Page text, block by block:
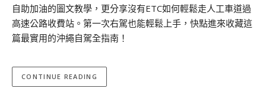
自助加油的圖文教學，更分享沒有ETC如何輕鬆走人工車道過
高速公路收費站。第一次右駕也能輕鬆上手，快點進來收藏這
篇最實用的沖繩自駕全指南！
CONTINUE READING